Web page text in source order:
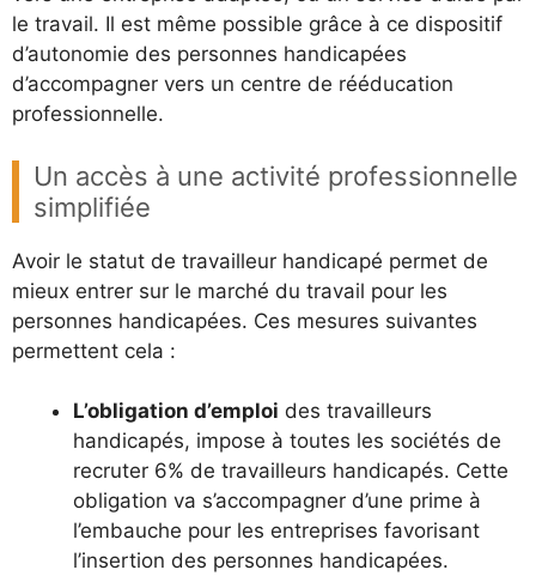
le travail. Il est même possible grâce à ce dispositif
d’autonomie des personnes handicapées
d’accompagner vers un centre de rééducation
professionnelle.
Un accès à une activité professionnelle
simplifiée
Avoir le statut de travailleur handicapé permet de
mieux entrer sur le marché du travail pour les
personnes handicapées. Ces mesures suivantes
permettent cela :
L’obligation d’emploi des travailleurs
handicapés, impose à toutes les sociétés de
recruter 6% de travailleurs handicapés. Cette
obligation va s’accompagner d’une prime à
l’embauche pour les entreprises favorisant
l’insertion des personnes handicapées.